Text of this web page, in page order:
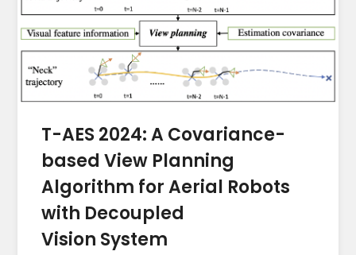
T-AES 2024: A Covariance-
based View Planning
Algorithm for Aerial Robots
with Decoupled
Vision System